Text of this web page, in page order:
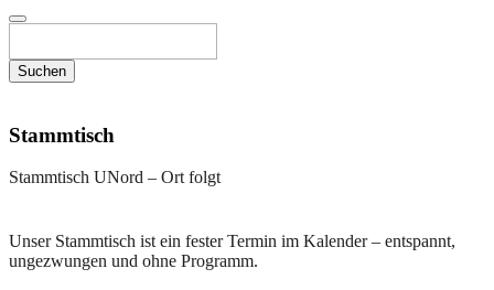
Suchen
Stammtisch
Stammtisch UNord – Ort folgt
Unser Stammtisch ist ein fester Termin im Kalender – entspannt,
ungezwungen und ohne Programm.